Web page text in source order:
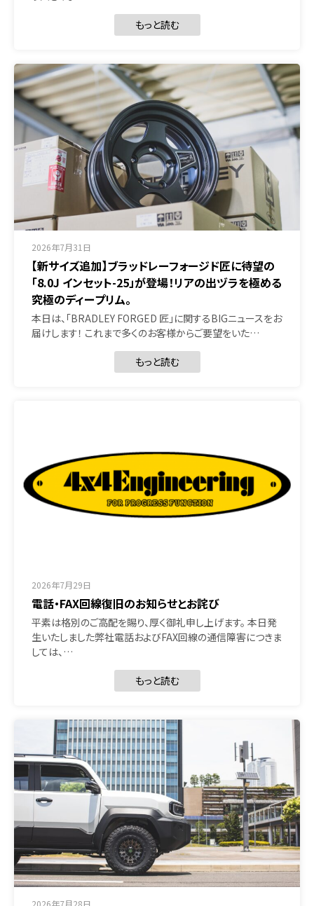
もっと読む
2026年7月31日
【新サイズ追加】ブラッドレーフォージド匠に待望の
「8.0J インセット-25」が登場！リアの出ヅラを極める
究極のディープリム。
本日は、「BRADLEY FORGED 匠」に関するBIGニュースをお
届けします！ これまで多くのお客様からご要望をいた…
もっと読む
2026年7月29日
電話・FAX回線復旧のお知らせとお詫び
平素は格別のご高配を賜り、厚く御礼申し上げます。 本日発
生いたしました弊社電話およびFAX回線の通信障害につきま
しては、…
もっと読む
2026年7月28日